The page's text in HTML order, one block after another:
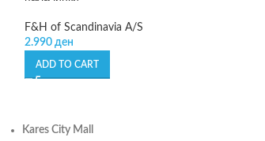
F&H of Scandinavia A/S
2.990 ден
ADD TO CART
Kares City Mall